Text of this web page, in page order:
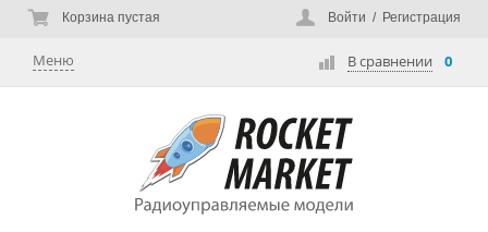
Корзина пустая Войти / Регистрация
Меню В сравнении 0